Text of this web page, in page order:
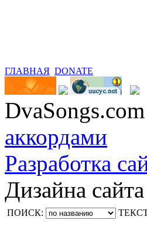
ГЛАВНАЯ DONATE
аккордами
Разработка
Дизайна
ПОИСК: